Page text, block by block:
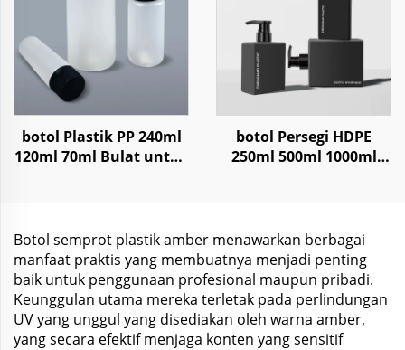
botol Plastik PP 240ml
120ml 70ml Bulat untuk
botol Persegi HDPE
250ml 500ml 1000ml
Botol semprot plastik amber menawarkan berbagai
manfaat praktis yang membuatnya menjadi penting
baik untuk penggunaan profesional maupun pribadi.
Keunggulan utama mereka terletak pada perlindungan
UV yang unggul yang disediakan oleh warna amber,
yang secara efektif menjaga konten yang sensitif